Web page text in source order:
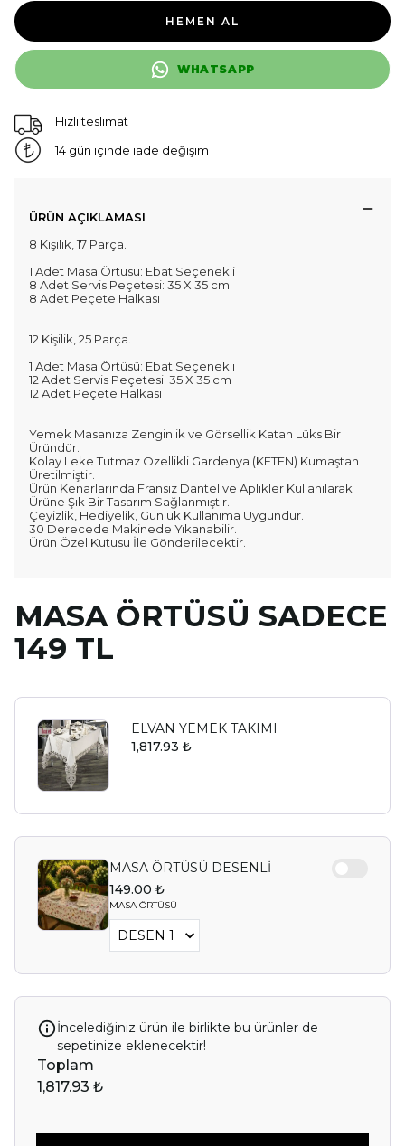
HEMEN AL
WHATSAPP
Hızlı teslimat
14 gün içinde iade değişim
ÜRÜN AÇIKLAMASI
8 Kişilik, 17 Parça.
1 Adet Masa Örtüsü: Ebat Seçenekli
8 Adet Servis Peçetesi: 35 X 35 cm
8 Adet Peçete Halkası
12 Kişilik, 25 Parça.
1 Adet Masa Örtüsü: Ebat Seçenekli
12 Adet Servis Peçetesi: 35 X 35 cm
12 Adet Peçete Halkası
Yemek Masanıza Zenginlik ve Görsellik Katan Lüks Bir
Üründür.
Kolay Leke Tutmaz Özellikli Gardenya (KETEN) Kumaştan
Üretilmiştir.
Ürün Kenarlarında Fransız Dantel ve Aplikler Kullanılarak
Ürüne Şık Bir Tasarım Sağlanmıştır.
Çeyizlik, Hediyelik, Günlük Kullanıma Uygundur.
30 Derecede Makinede Yıkanabilir.
Ürün Özel Kutusu İle Gönderilecektir.
MASA ÖRTÜSÜ SADECE
149 TL
ELVAN YEMEK TAKIMI
1,817.93 ₺
MASA ÖRTÜSÜ DESENLİ
149.00 ₺
MASA ÖRTÜSÜ
İncelediğiniz ürün ile birlikte bu ürünler de
sepetinize eklenecektir!
Toplam
1,817.93 ₺